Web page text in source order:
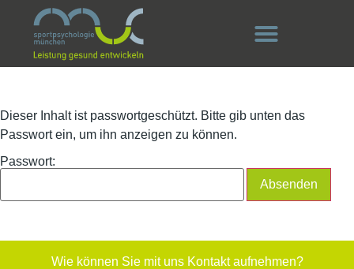
Dieser Inhalt ist passwortgeschützt. Bitte gib unten das
Passwort ein, um ihn anzeigen zu können.
Passwort:
Wie können Sie mit uns Kontakt aufnehmen?